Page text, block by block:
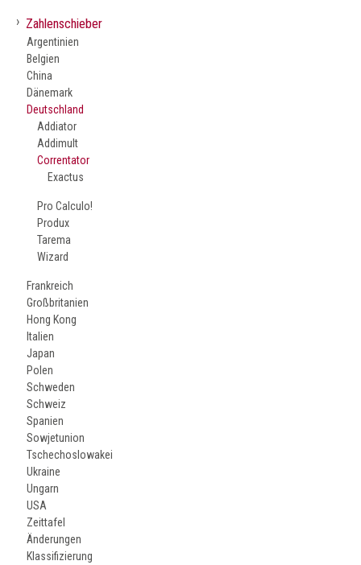
› Zahlenschieber
Argentinien
Belgien
China
Dänemark
Deutschland
Addiator
Addimult
Correntator
Exactus
Pro Calculo!
Produx
Tarema
Wizard
Frankreich
Großbritanien
Hong Kong
Italien
Japan
Polen
Schweden
Schweiz
Spanien
Sowjetunion
Tschechoslowakei
Ukraine
Ungarn
USA
Zeittafel
Änderungen
Klassifizierung